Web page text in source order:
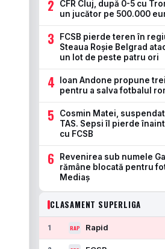
2
CFR Cluj, după 0-5 cu
un jucător pe 500.000
3
FCSB pierde teren în
Steaua Roșie Belgrad
un lot de peste patru ori
4
Ioan Andone propune
pentru a salva fotbalul
5
Cosmin Matei,
TAS. Sepsi îl pierde
cu FCSB
6
Revenirea sub numele
rămâne blocată pentru
Mediaș
CLASAMENT SUPERLIGA
1 RAP Rapid